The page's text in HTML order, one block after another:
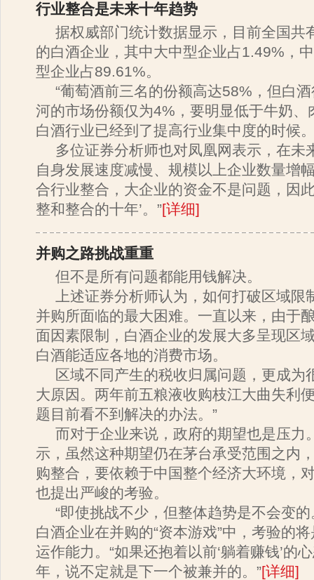
行业整合是未来十年趋势
据权威部门统计数据显示，目前全国共
的白酒企业，其中大中型企业占1.49%，
型企业占89.61%。
“葡萄酒前三名的份额高达58%，但白
河的市场份额仅为4%，要明显低于牛奶、
白酒行业已经到了提高行业集中度的时候
多位证券分析师也对凤凰网表示，在未
自身发展速度减慢、规模以上企业数量增
合行业整合，大企业的资金不是问题，因
整和整合的十年’。”[详细]
并购之路挑战重重
但不是所有问题都能用钱解决。
上述证券分析师认为，如何打破区域
并购所面临的最大困难。一直以来，由于
面因素限制，白酒企业的发展大多呈现区
白酒能适应各地的消费市场。
区域不同产生的税收归属问题，更成为
大原因。两年前五粮液收购枝江大曲失利
题目前看不到解决的办法。”
而对于企业来说，政府的期望也是压力
示，虽然这种期望仍在茅台承受范围之内
购整合，要依赖于中国整个经济大环境，
也提出严峻的考验。
“即使挑战不少，但整体趋势是不会变
白酒企业在并购的“资本游戏”中，考验的
运作能力。“如果还抱着以前‘躺着赚钱’的
年，说不定就是下一个被兼并的。”[详细]